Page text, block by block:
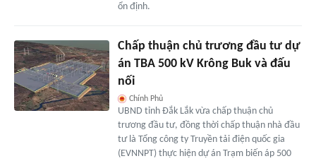
ổn định.
Chấp thuận chủ trương đầu tư dự
án TBA 500 kV Krông Buk và đấu
nối
Chính Phủ
UBND tỉnh Đắk Lắk vừa chấp thuận chủ
trương đầu tư, đồng thời chấp thuận nhà đầu
tư là Tổng công ty Truyền tải điện quốc gia
(EVNNPT) thực hiện dự án Trạm biến áp 500